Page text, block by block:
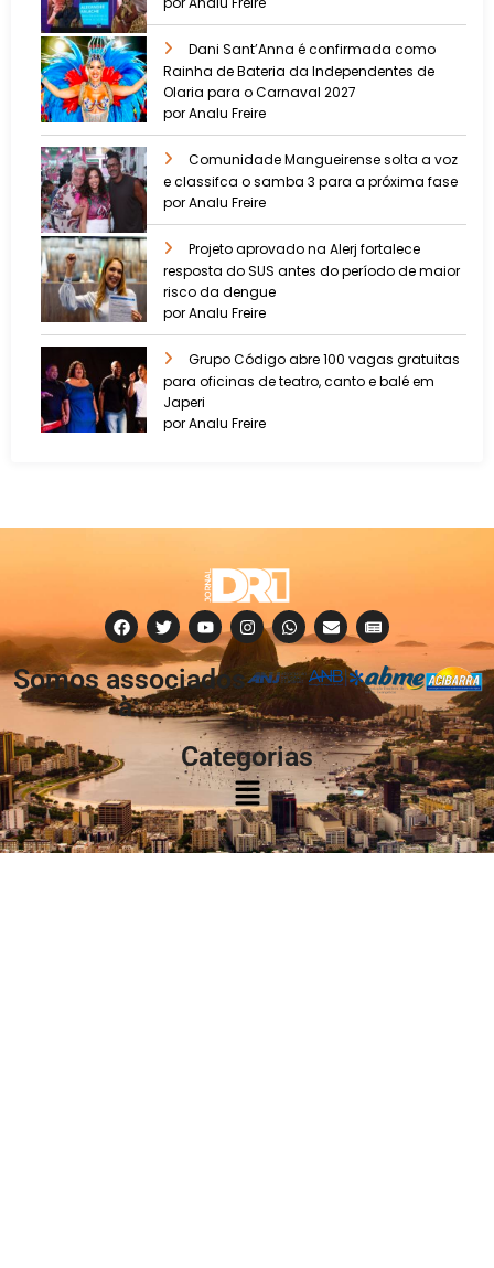
Dani Sant’Anna é confirmada como
Rainha de Bateria da Independentes de
Olaria para o Carnaval 2027
por Analu Freire
Comunidade Mangueirense solta a voz
e classifca o samba 3 para a próxima fase
por Analu Freire
Projeto aprovado na Alerj fortalece
resposta do SUS antes do período de maior
risco da dengue
por Analu Freire
Grupo Código abre 100 vagas gratuitas
para oficinas de teatro, canto e balé em
Japeri
por Analu Freire
Somos associados
à:
Categorias